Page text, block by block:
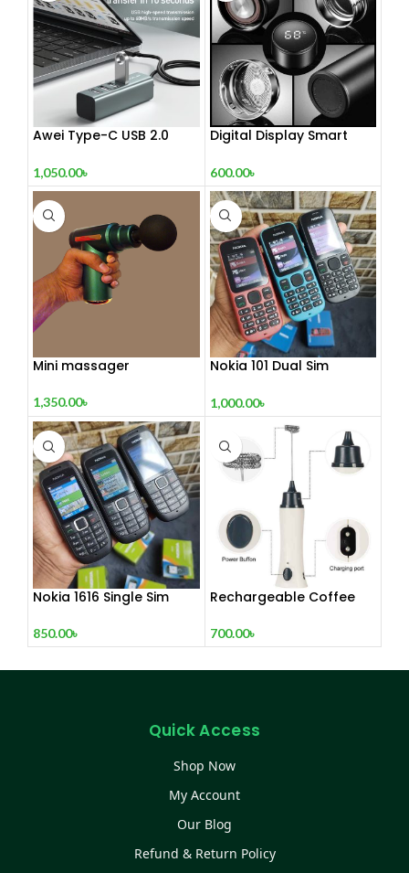
Awei Type-C USB 2.0
1,050.00৳
Digital Display Smart
600.00৳
Mini massager
1,350.00৳
Nokia 101 Dual Sim
1,000.00৳
Nokia 1616 Single Sim
850.00৳
Rechargeable Coffee
Foamer.
700.00৳
Quick Access
Shop Now
My Account
Our Blog
Refund & Return Policy